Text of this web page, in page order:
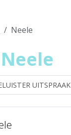
Neele
Neele
UITSPRAAK